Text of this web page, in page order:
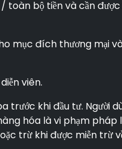
bộ tiền và cần
mục đích thương mại
viên.
khi đầu tư. Người
hóa là vi phạm
trừ khi được miễn trừ